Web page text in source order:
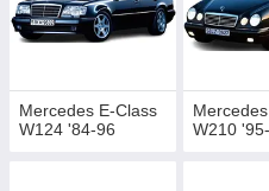
(купе) https://
class-c207
23 https://avtokovriki.in.ua/
w213
Mercedes E-Class
W124 '84-96
W210